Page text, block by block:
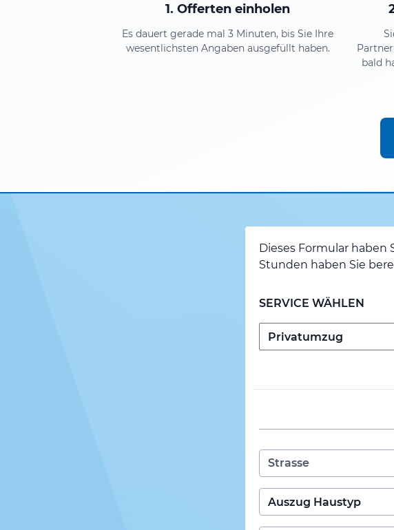
1. Offerten einholen
Es dauert gerade mal 3 Minuten, bis Sie Ihre
wesentlichsten Angaben ausgefüllt haben.
bald
Dieses Formular
Stunden haben Sie
SERVICE WÄHLEN